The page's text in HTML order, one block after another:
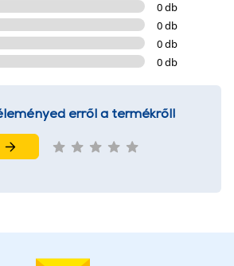
0 db
0 db
0 db
0 db
erről a termékről!